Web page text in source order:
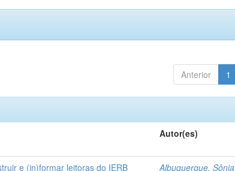
Anterior 1
Autor(es)
e (in)formar leitoras do IERB Albuquerque, Sônia